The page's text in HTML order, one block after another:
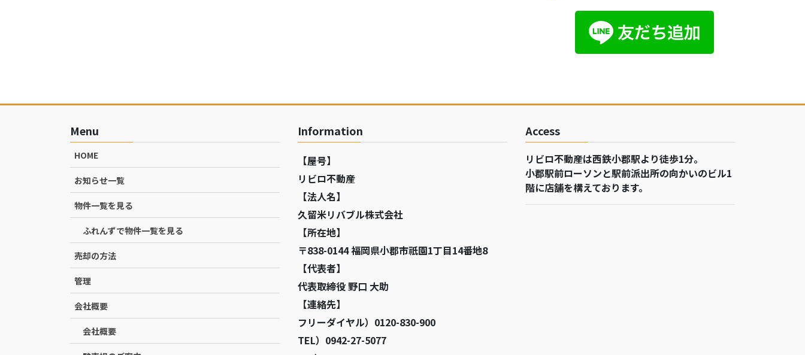
Menu
HOME
お知らせ一覧
物件一覧を見る
ふれんずで物件一覧を見る
売却の方法
管理
会社概要
会社概要
Information
【屋号】
リビロ不動産
【法人名】
久留米リバブル株式会社
【所在地】
〒838-0144 福岡県小郡市祇園1丁目14番地8
【代表者】
代表取締役 野口 大助
【連絡先】
フリーダイヤル）0120-830-900
TEL）0942-27-5077
Access
リビロ不動産は西鉄小郡駅より徒歩1分。
小郡駅前ローソンと駅前派出所の向かいのビル1
階に店舗を構えております。